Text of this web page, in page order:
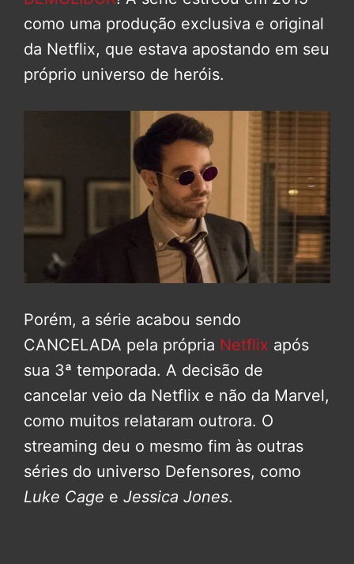
como uma produção exclusiva e original
da Netflix, que estava apostando em seu
próprio universo de heróis.
Porém, a série acabou sendo
CANCELADA pela própria Netflix após
sua 3ª temporada. A decisão de
cancelar veio da Netflix e não da Marvel,
como muitos relataram outrora. O
streaming deu o mesmo fim às outras
séries do universo Defensores, como
Luke Cage e Jessica Jones.